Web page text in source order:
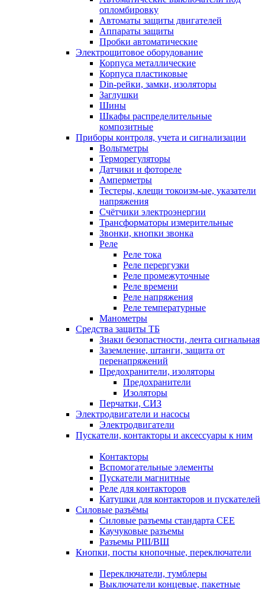
опломбировку
Автоматы защиты двигателей
Аппараты защиты
Пробки автоматические
Электрощитовое оборудование
Корпуса металлические
Корпуса пластиковые
Din-рейки, замки, изоляторы
Заглушки
Шины
Шкафы распределительные
композитные
Приборы контроля, учета и сигнализации
Вольтметры
Терморегуляторы
Датчики и фотореле
Амперметры
Тестеры, клещи токоизм-ые, указатели
напряжения
Счётчики электроэнергии
Трансформаторы измерительные
Звонки, кнопки звонка
Реле
Реле тока
Реле перергузки
Реле промежуточные
Реле времени
Реле напряжения
Реле температурные
Манометры
Средства защиты ТБ
Знаки безопастности, лента сигнальная
Заземление, штанги, защита от
перенапряжений
Предохранители, изоляторы
Предохранители
Изоляторы
Перчатки, СИЗ
Электродвигатели и насосы
Электродвигатели
Пускатели, контакторы и аксессуары к ним
Контакторы
Вспомогательные элементы
Пускатели магнитные
Реле для контакторов
Катушки для контакторов и пускателей
Силовые разъёмы
Силовые разъемы стандарта СЕЕ
Каучуковые разъемы
Разъемы РШ/ВШ
Кнопки, посты кнопочные, переключатели
Переключатели, тумблеры
Выключатели концевые, пакетные